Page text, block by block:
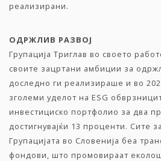
реализирани.
ОДРЖЛИВ РАЗВОЈ
Групација Триглав во своето
своите зацртани амбиции за
доследно ги реализираше и во
зголеми уделот на ESG
инвестициско портфолио за два
достигнувајќи 13 проценти. Сите
Групацијата во Словенија беа
фондови, што промовираат